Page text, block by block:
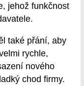
jehož funkčnost
také přání, aby
rychle,
nového
chod firmy.